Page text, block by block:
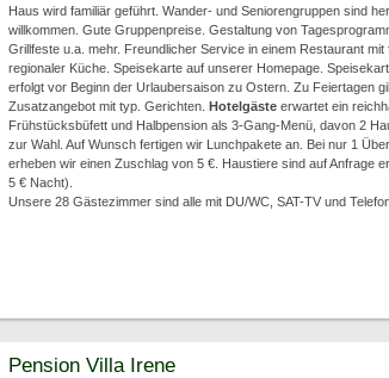
Haus wird familiär geführt. Wander- und Seniorengruppen sind
willkommen. Gute Gruppenpreise. Gestaltung von
Grillfeste u.a. mehr. Freundlicher Service in einem Restaurant mit
regionaler Küche. Speisekarte auf unserer Homepage.
erfolgt vor Beginn der Urlaubersaison zu Ostern. Zu Feiertagen
Zusatzangebot mit typ. Gerichten. Hotelgästeerwartet ein
Frühstücksbüfett und Halbpension als 3-Gang-Menü, davon 2
zur Wahl. Auf Wunsch fertigen wir Lunchpakete an. Bei nur 1
erheben wir einen Zuschlag von 5 €. Haustiere sind auf Anfrage
5 € Nacht).
Unsere 28 Gästezimmer sind alle mit DU/WC, SAT-TV und
Pension Villa Irene